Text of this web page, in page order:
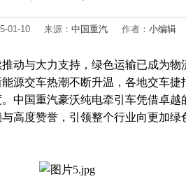
01-10 来源： 中国重汽作者： 小编辑
动与大力支持，绿色运输已成为物
源交车热潮不断升温，各地交车捷
中国重汽豪沃纯电牵引车凭借卓越
高度赞誉，引领整个行业向更加绿